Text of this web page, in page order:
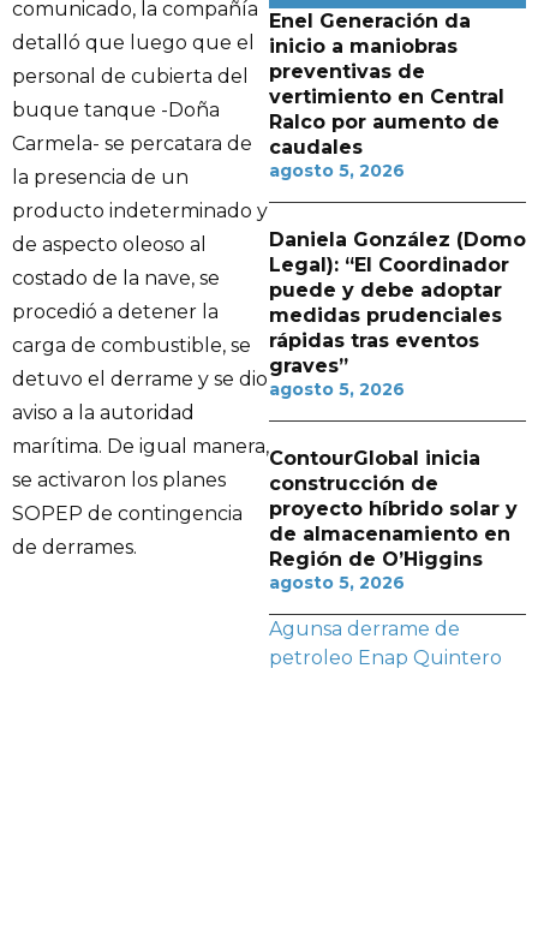
comunicado, la compañía
detalló que luego que el
personal de cubierta del
buque tanque -Doña
Carmela- se percatara de
la presencia de un
producto indeterminado y
de aspecto oleoso al
costado de la nave, se
procedió a detener la
carga de combustible, se
detuvo el derrame y se dio
aviso a la autoridad
marítima. De igual manera,
se activaron los planes
SOPEP de contingencia
de derrames.
Enel Generación da
inicio a maniobras
preventivas de
vertimiento en Central
Ralco por aumento de
caudales
agosto 5, 2026
Daniela González (Domo
Legal): “El Coordinador
puede y debe adoptar
medidas prudenciales
rápidas tras eventos
graves”
agosto 5, 2026
ContourGlobal inicia
construcción de
proyecto híbrido solar y
de almacenamiento en
Región de O’Higgins
agosto 5, 2026
Agunsa derrame de
petroleo Enap Quintero